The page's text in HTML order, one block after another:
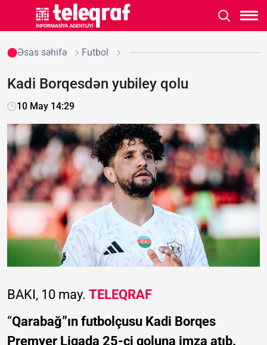
Əsas səhifə Futbol
Kadi Borqesdən yubiley qolu
10 May 14:29
BAKI, 10 may. TELEQRAF
“Qarabağ”ın futbolçusu Kadi Borqes
Premyer Liqada 25-ci qoluna imza atıb.